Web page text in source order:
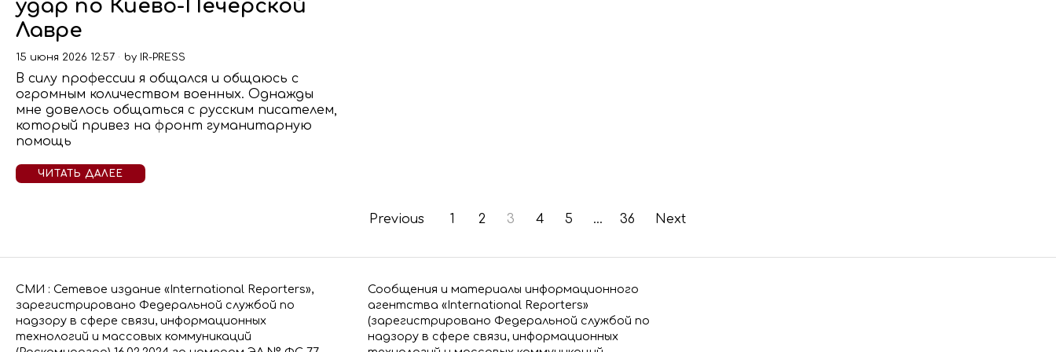
удар по Киево-Печерской
Лавре
15 июня 2026 12:57 by IR-PRESS
В силу профессии я общался и общаюсь с
огромным количеством военных. Однажды
мне довелось общаться с русским писателем,
который привез на фронт гуманитарную
помощь
ЧИТАТЬ ДАЛЕЕ
Previous 1 2 3 4 5 … 36 Next
СМИ : Сетевое издание «International Reporters»,
зарегистрировано Федеральной службой по
надзору в сфере связи, информационных
технологий и массовых коммуникаций
Сообщения и материалы информационного
агентства «International Reporters»
(зарегистрировано Федеральной службой по
надзору в сфере связи, информационных